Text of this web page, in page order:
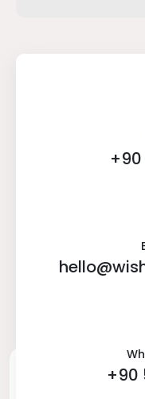
+90
+90